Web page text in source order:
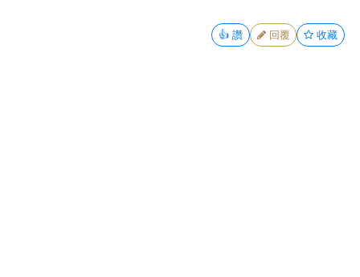
👍 讚 回覆 收藏